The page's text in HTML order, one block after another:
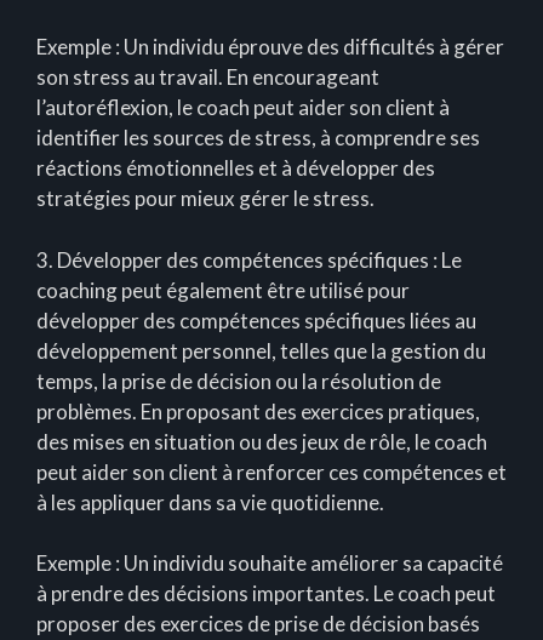
Exemple : Un individu éprouve des difficultés à gérer
son stress au travail. En encourageant
l’autoréflexion, le coach peut aider son client à
identifier les sources de stress, à comprendre ses
réactions émotionnelles et à développer des
stratégies pour mieux gérer le stress.
3. Développer des compétences spécifiques : Le
coaching peut également être utilisé pour
développer des compétences spécifiques liées au
développement personnel, telles que la gestion du
temps, la prise de décision ou la résolution de
problèmes. En proposant des exercices pratiques,
des mises en situation ou des jeux de rôle, le coach
peut aider son client à renforcer ces compétences et
à les appliquer dans sa vie quotidienne.
Exemple : Un individu souhaite améliorer sa capacité
à prendre des décisions importantes. Le coach peut
proposer des exercices de prise de décision basés